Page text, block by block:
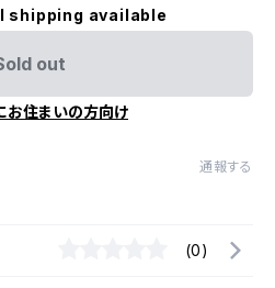
shipping available
out
お住まいの方向け
通報する
(0)